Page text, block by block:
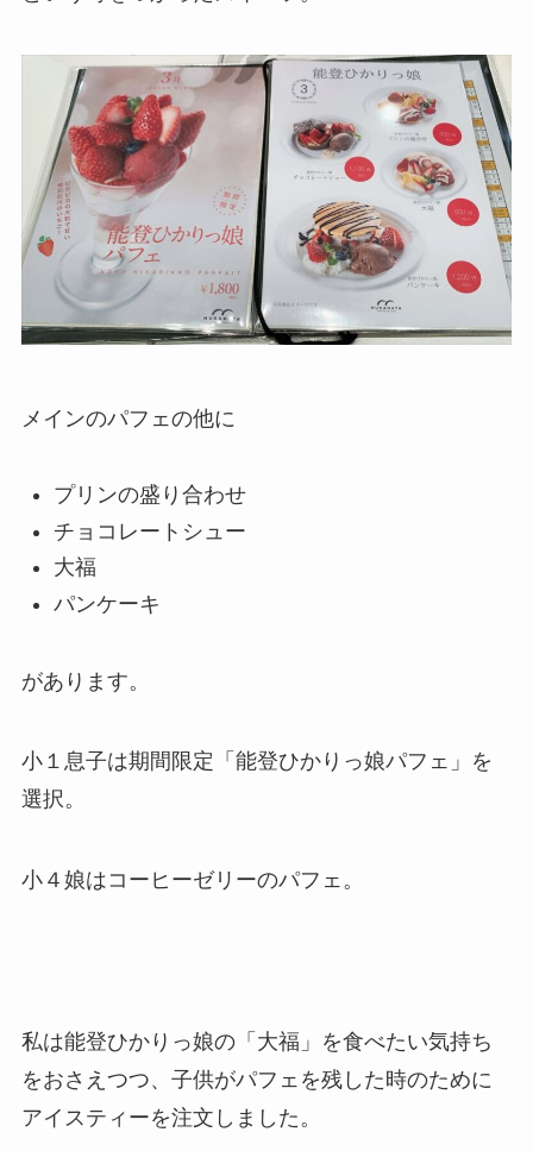
メインのパフェの他に
プリンの盛り合わせ
チョコレートシュー
大福
パンケーキ
があります。
小１息子は期間限定「能登ひかりっ娘パフェ」を
選択。
小４娘はコーヒーゼリーのパフェ。
私は能登ひかりっ娘の「大福」を食べたい気持ち
をおさえつつ、子供がパフェを残した時のために
アイスティーを注文しました。